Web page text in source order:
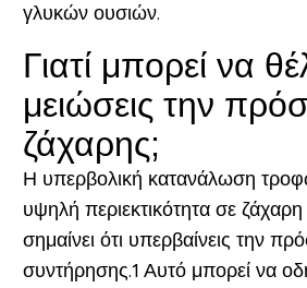
γλυκών ουσιών.
Γιατί μπορεί να
μειώσεις την
ζάχαρης;
Η υπερβολική κατανάλωση
υψηλή περιεκτικότητα σε
σημαίνει ότι υπερβαίνεις την
συντήρησης.1 Αυτό μπορεί να